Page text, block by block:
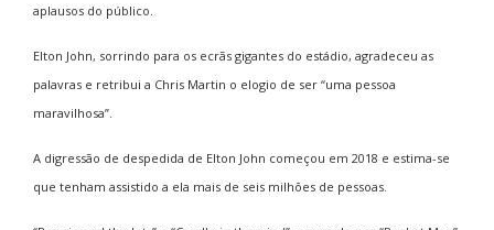
aplausos do público.
Elton John, sorrindo para os ecrãs gigantes do estádio, agradeceu as
palavras e retribui a Chris Martin o elogio de ser “uma pessoa
maravilhosa”.
A digressão de despedida de Elton John começou em 2018 e estima-se
que tenham assistido a ela mais de seis milhões de pessoas.